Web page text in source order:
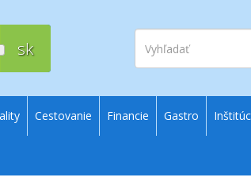
sk
Vyhľadať
Cestovanie Financie Gastro